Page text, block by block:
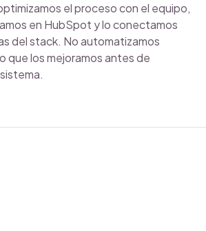
el proceso con el equipo,
en HubSpot y lo conectamos
del stack. No automatizamos
que los mejoramos antes de